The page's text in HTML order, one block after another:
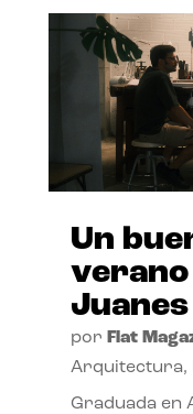
Un
Juanes
por Flat
Arquitectura,
Graduada en